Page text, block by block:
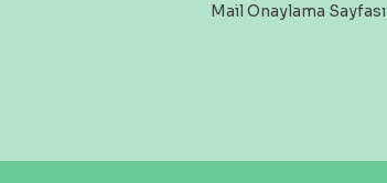
Mail Onaylama Sayfası